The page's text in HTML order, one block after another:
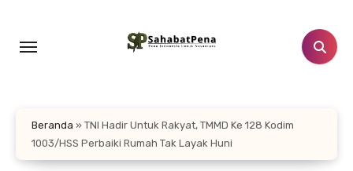
konten
Beranda » TNI Hadir Untuk Rakyat, TMMD Ke 128 Kodim
1003/HSS Perbaiki Rumah Tak Layak Huni